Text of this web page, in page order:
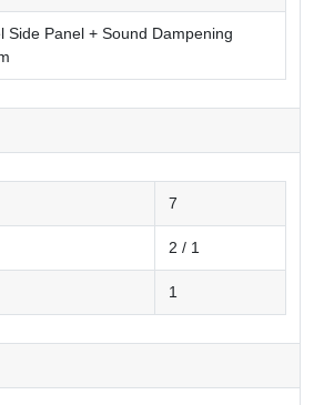
Side Panel + Sound Dampening
7
2 / 1
1